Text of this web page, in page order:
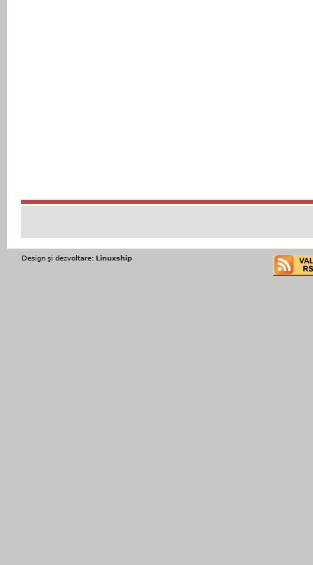
Design şi dezvoltare: Linuxship